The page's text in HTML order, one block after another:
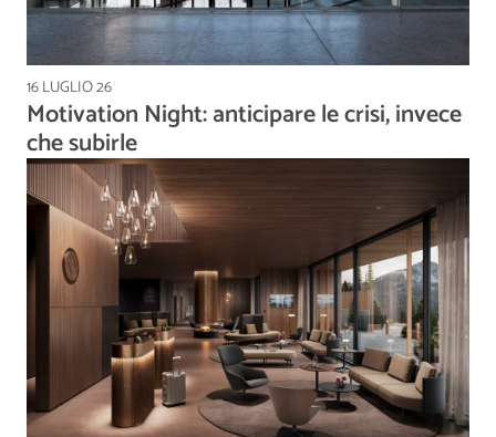
16 LUGLIO 26
Motivation Night: anticipare le crisi, invece
che subirle